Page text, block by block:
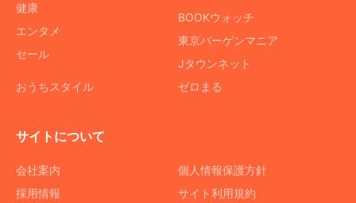
健康
エンタメ
セール
おうちスタイル
BOOKウォッチ
東京バーゲンマニア
Jタウンネット
ゼロまる
サイトについて
会社案内
採用情報
個人情報保護方針
サイト利用規約